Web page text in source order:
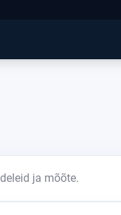
ja mõõte.